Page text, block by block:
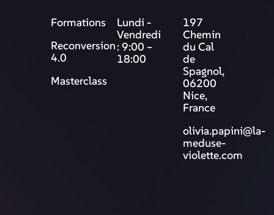
Formations
Reconversion
4.0
Masterclass
Lundi -
Vendredi
: 9:00 –
18:00
197
Chemin
du Cal
de
Spagnol,
06200
Nice,
France
olivia.papini@la-
meduse-
violette.com